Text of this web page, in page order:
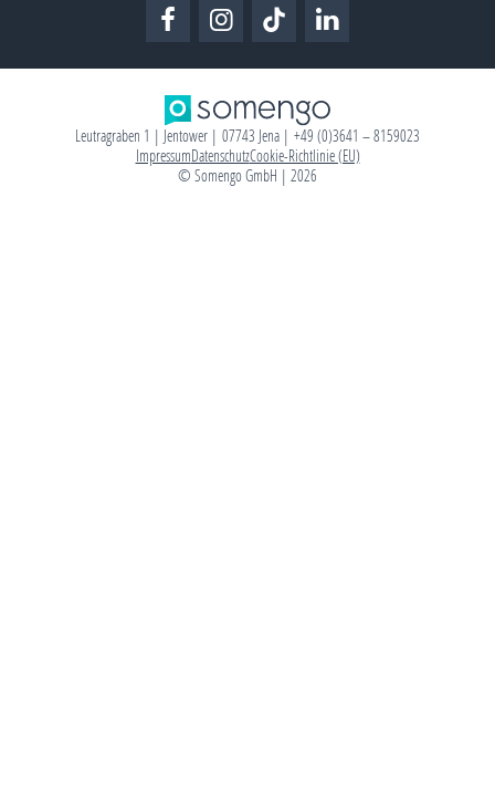
Leutragraben 1 | Jentower | 07743 Jena | +49 (0)3641 – 8159023
ImpressumDatenschutzCookie-Richtlinie (EU)
© Somengo GmbH | 2026